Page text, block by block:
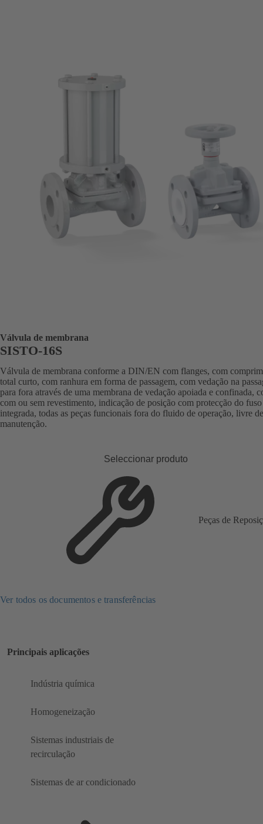
Válvula de membrana
SISTO-16S
Válvula de membrana conforme a DIN/EN com flanges, com
total curto, com ranhura em forma de passagem, com vedação na
para fora através de uma membrana de vedação apoiada e confinada,
com ou sem revestimento, indicação de posição com protecção do fuso
integrada, todas as peças funcionais fora do fluido de operação, livre de
manutenção.
Seleccionar produto
Peças de
Ver todos os documentos e transferências
Principais aplicações
Indústria química
Homogeneização
Sistemas industriais de
recirculação
Sistemas de ar condicionado